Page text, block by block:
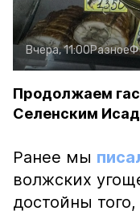
Вчера, 11:00Разное
Продолжаем
Селенским
Ранее мы
волжских
достойны